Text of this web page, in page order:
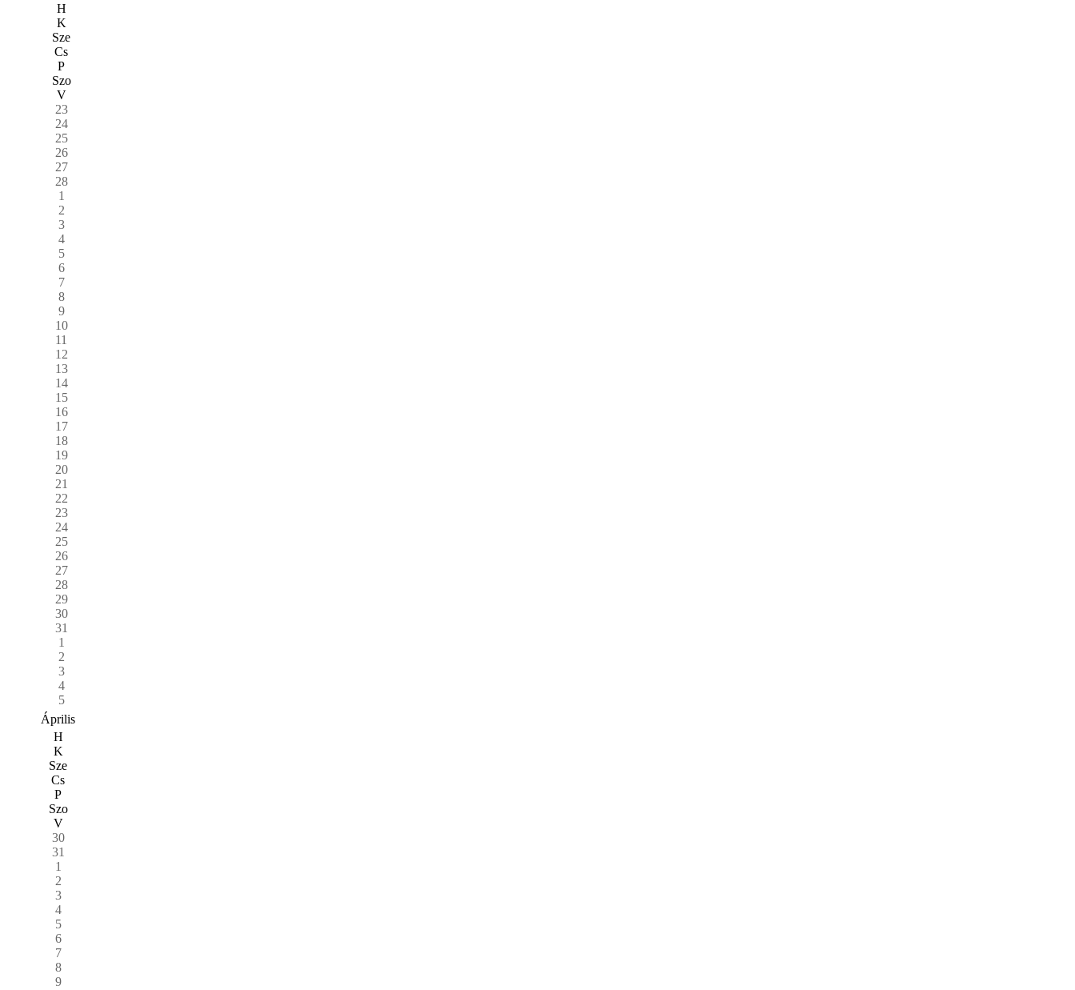
H
K
Sze
Cs
P
Szo
V
23
24
25
26
27
28
1
2
3
4
5
6
7
8
9
10
11
12
13
14
15
16
17
18
19
20
21
22
23
24
25
26
27
28
29
30
31
1
2
3
4
5
Április
H
K
Sze
Cs
P
Szo
V
30
31
1
2
3
4
5
6
7
8
9